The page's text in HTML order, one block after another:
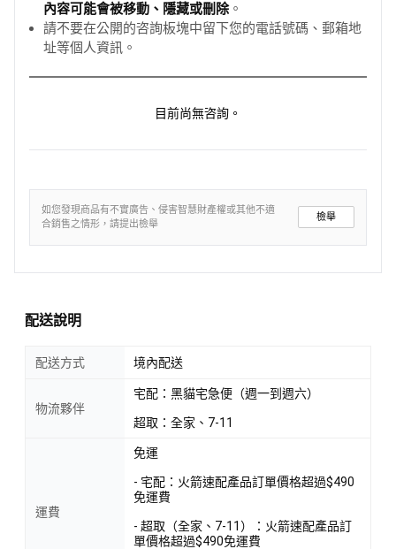
內容可能會被移動、隱藏或刪除。
請不要在公開的咨詢板塊中留下您的電話號碼、郵箱地
址等個人資訊。
目前尚無咨詢。
如您發現商品有不實廣告、侵害智慧財產權或其他不適
合銷售之情形，請提出檢舉
檢舉
配送說明
配送方式 境內配送
物流夥伴
宅配：黑貓宅急便（週一到週六）
超取：全家、7-11
運費
免運
- 宅配：火箭速配產品訂單價格超過$490
免運費
- 超取（全家、7-11）：火箭速配產品訂
單價格超過$490免運費